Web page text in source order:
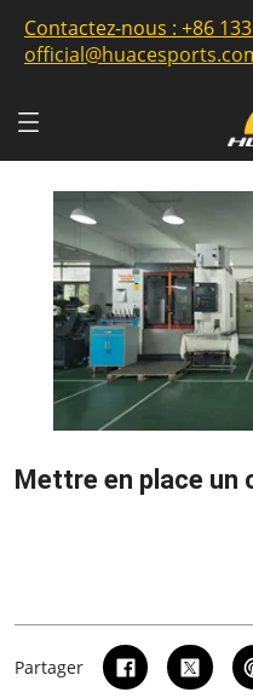
Contactez-nous : +86
Mettre en place un
Partager